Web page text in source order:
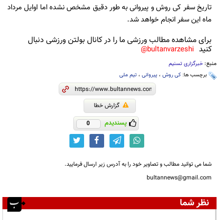
تاریخ سفر کی روش و پیروانی به طور دقیق مشخص نشده اما اوایل مرداد
ماه این سفر انجام خواهد شد.
برای مشاهده مطالب ورزشی ما را در کانال بولتن ورزشی دنبال
کنید bultanvarzeshi@
منبع: خبرگزاری تسنیم
برچسب ها: کی روش ، پیروانی ، تیم ملی
گزارش خطا
پسندیدم 0
شما می توانید مطالب و تصاویر خود را به آدرس زیر ارسال فرمایید.
bultannews@gmail.com
نظر شما